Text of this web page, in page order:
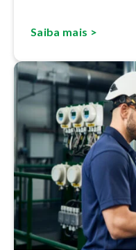
Saiba mais >